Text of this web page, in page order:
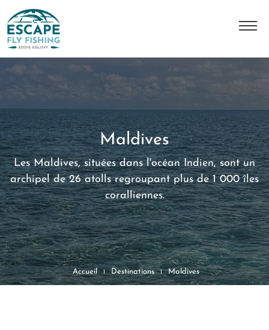
Nos destinations
Nos séjours
Contact
Maldives
Les Maldives, situées dans l'océan Indien, sont un
archipel de 26 atolls regroupant plus de 1 000 îles
coralliennes.
Accueil Destinations Maldives